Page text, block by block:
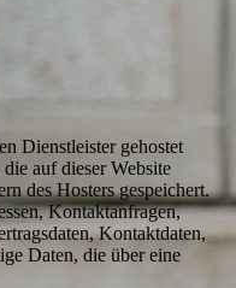
Dienstleister gehostet
auf dieser Website
des Hosters gespeichert.
Kontaktanfragen,
Kontaktdaten,
Daten, die über eine